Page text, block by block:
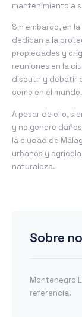
mantenimiento a
Sin embargo, en
dedican a la
propiedades y
reuniones en la
discutir y debatir
como en el mundo.
A pesar de ello,
y no genere
la ciudad de
urbanos y
naturaleza.
Sobre
Montenegro
referencia.